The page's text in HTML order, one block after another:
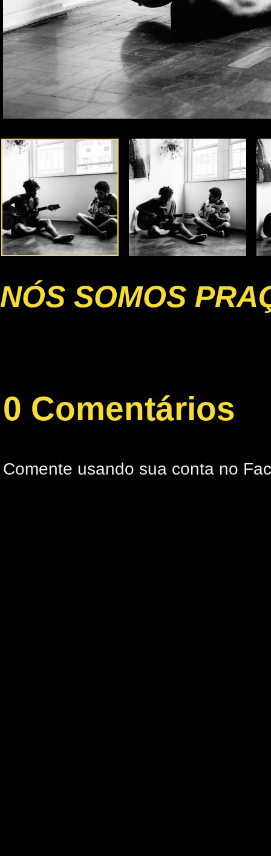
NÓS SOMOS
0 Comentários
Comente usando sua conta no